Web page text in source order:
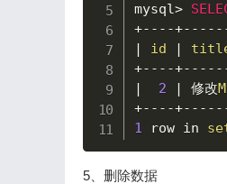
mysql>
+-- --+-- --
|
id |
+-- --+-- --
|
2 | 修改
+-- --+-- --
1 row in
5、删除数据